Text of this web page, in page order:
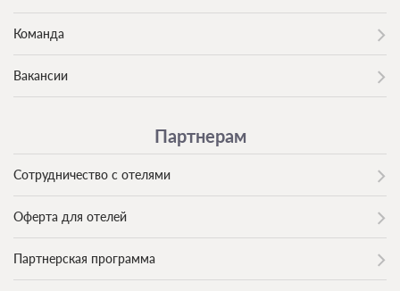
Команда
Вакансии
Партнерам
Сотрудничество с отелями
Оферта для отелей
Партнерская программа